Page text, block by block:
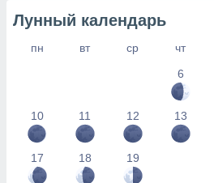
Лунный календарь
пн вт ср чт
6
10 11 12 13
17 18 19